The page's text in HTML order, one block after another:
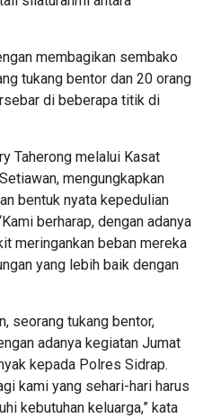
membagikan sembako
tukang bentor dan 20 orang
di beberapa titik di
Taherong melalui Kasat
mengungkapkan
bentuk nyata kepedulian
berharap, dengan adanya
meringankan beban mereka
yang lebih baik dengan
seorang tukang bentor,
adanya kegiatan Jumat
kepada Polres Sidrap.
kami yang sehari-hari harus
kebutuhan keluarga,” kata